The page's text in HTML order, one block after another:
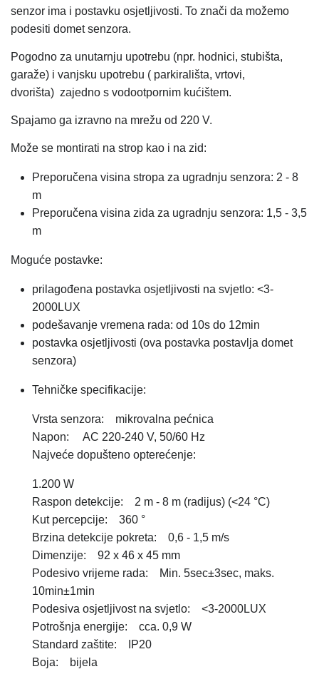
senzor ima i postavku osjetljivosti. To znači da možemo
podesiti domet senzora.
Pogodno za unutarnju upotrebu (npr. hodnici, stubišta,
garaže) i vanjsku upotrebu ( parkirališta, vrtovi,
dvorišta) zajedno s vodootpornim kućištem.
Spajamo ga izravno na mrežu od 220 V.
Može se montirati na strop kao i na zid:
Preporučena visina stropa za ugradnju senzora: 2 - 8
m
Preporučena visina zida za ugradnju senzora: 1,5 - 3,5
m
Moguće postavke:
prilagođena postavka osjetljivosti na svjetlo: <3-
2000LUX
podešavanje vremena rada: od 10s do 12min
postavka osjetljivosti (ova postavka postavlja domet
senzora)
Tehničke specifikacije:
Vrsta senzora: mikrovalna pećnica
Napon: AC 220-240 V, 50/60 Hz
Najveće dopušteno opterećenje:
1.200 W
Raspon detekcije: 2 m - 8 m (radijus) (<24 °C)
Kut percepcije: 360 °
Brzina detekcije pokreta: 0,6 - 1,5 m/s
Dimenzije: 92 x 46 x 45 mm
Podesivo vrijeme rada: Min. 5sec±3sec, maks.
10min±1min
Podesiva osjetljivost na svjetlo: <3-2000LUX
Potrošnja energije: cca. 0,9 W
Standard zaštite: IP20
Boja: bijela